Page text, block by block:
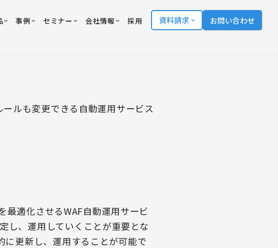
事例 セミナー 会社情報 採用 資料請求 お問い合わせ
ルも変更できる自動運用サービス
最適化させるWAF自動運用サービ
し、運用していくことが重要とな
更新し、運用することが可能で